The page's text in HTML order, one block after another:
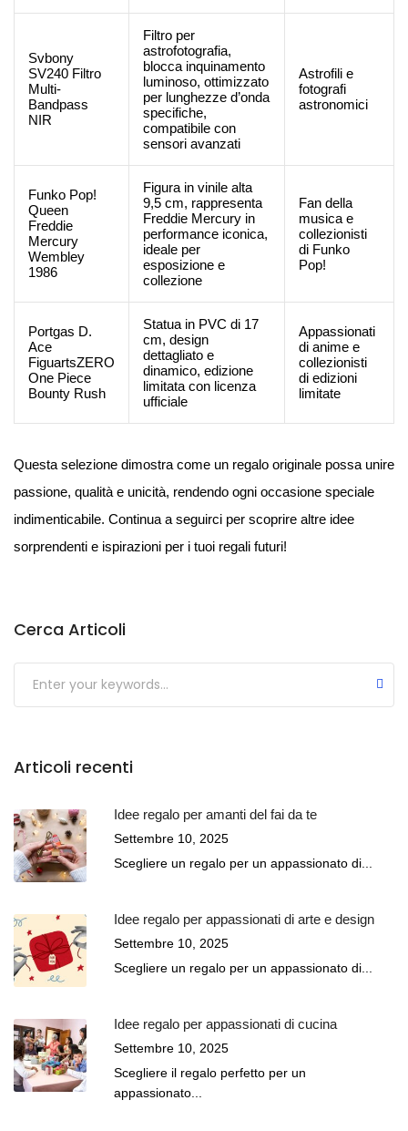
Svbony
SV240 Filtro
Multi-
Bandpass
NIR
Filtro per
astrofotografia,
blocca inquinamento
luminoso, ottimizzato
per lunghezze d’onda
specifiche,
compatibile con
sensori avanzati
Astrofili e
fotografi
astronomici
Funko Pop!
Queen
Freddie
Mercury
Wembley
1986
Figura in vinile alta
9,5 cm, rappresenta
Freddie Mercury in
performance iconica,
ideale per
esposizione e
collezione
Fan della
musica e
collezionisti
di Funko
Pop!
Portgas D.
Ace
FiguartsZERO
One Piece
Bounty Rush
Statua in PVC di 17
cm, design
dettagliato e
dinamico, edizione
limitata con licenza
ufficiale
Appassionati
di anime e
collezionisti
di edizioni
limitate
Questa selezione dimostra come un regalo originale possa unire
passione, qualità e unicità, rendendo ogni occasione speciale
indimenticabile. Continua a seguirci per scoprire altre idee
sorprendenti e ispirazioni per i tuoi regali futuri!
Cerca Articoli
Submit
Articoli recenti
Idee regalo per amanti del fai da te
Settembre 10, 2025
Scegliere un regalo per un appassionato di...
Idee regalo per appassionati di arte e design
Settembre 10, 2025
Scegliere un regalo per un appassionato di...
Idee regalo per appassionati di cucina
Settembre 10, 2025
Scegliere il regalo perfetto per un
appassionato...